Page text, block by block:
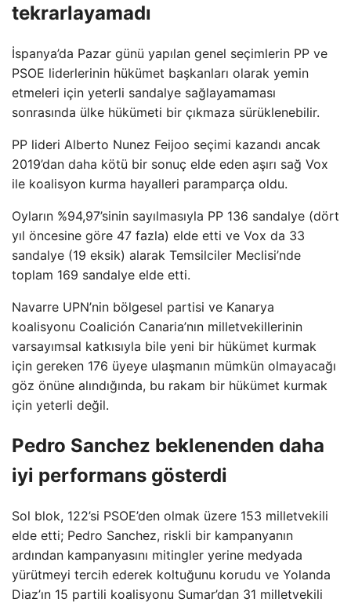
tekrarlayamadı
İspanya’da Pazar günü yapılan genel seçimlerin PP ve
PSOE liderlerinin hükümet başkanları olarak yemin
etmeleri için yeterli sandalye sağlayamaması
sonrasında ülke hükümeti bir çıkmaza sürüklenebilir.
PP lideri Alberto Nunez Feijoo seçimi kazandı ancak
2019’dan daha kötü bir sonuç elde eden aşırı sağ Vox
ile koalisyon kurma hayalleri paramparça oldu.
Oyların %94,97’sinin sayılmasıyla PP 136 sandalye (dört
yıl öncesine göre 47 fazla) elde etti ve Vox da 33
sandalye (19 eksik) alarak Temsilciler Meclisi’nde
toplam 169 sandalye elde etti.
Navarre UPN’nin bölgesel partisi ve Kanarya
koalisyonu Coalición Canaria’nın milletvekillerinin
varsayımsal katkısıyla bile yeni bir hükümet kurmak
için gereken 176 üyeye ulaşmanın mümkün olmayacağı
göz önüne alındığında, bu rakam bir hükümet kurmak
için yeterli değil.
Pedro Sanchez beklenenden daha
iyi performans gösterdi
Sol blok, 122’si PSOE’den olmak üzere 153 milletvekili
elde etti; Pedro Sanchez, riskli bir kampanyanın
ardından kampanyasını mitingler yerine medyada
yürütmeyi tercih ederek koltuğunu korudu ve Yolanda
Diaz’ın 15 partili koalisyonu Sumar’dan 31 milletvekili